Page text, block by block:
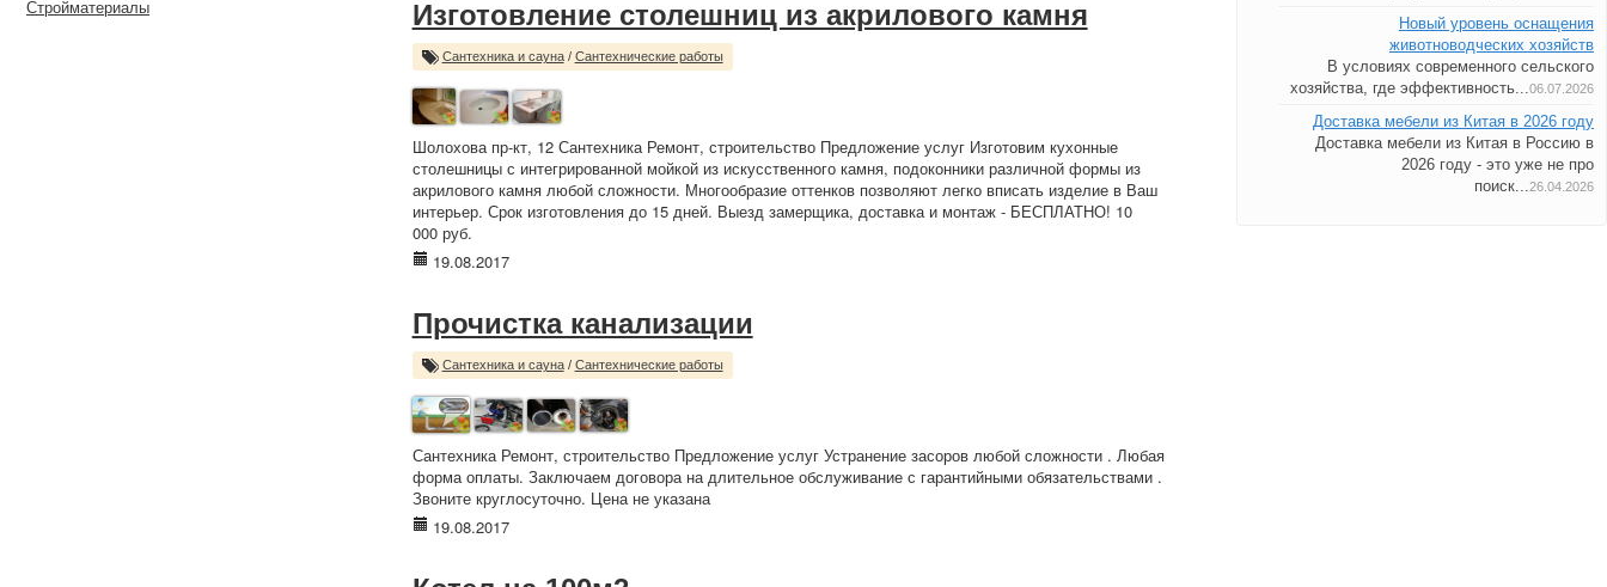
Стройматериалы
Изготовление столешниц из акрилового камня
Сантехника и сауна/ Сантехнические работы
Шолохова пр-кт, 12 Сантехника Ремонт, строительство Предложение услуг Изготовим кухонные
столешницы с интегрированной мойкой из искусственного камня, подоконники различной формы из
акрилового камня любой сложности. Многообразие оттенков позволяют легко вписать изделие в Ваш
интерьер. Срок изготовления до 15 дней. Выезд замерщика, доставка и монтаж - БЕСПЛАТНО! 10
000 руб.
19.08.2017
Прочистка канализации
Сантехника и сауна/ Сантехнические работы
Сантехника Ремонт, строительство Предложение услуг Устранение засоров любой сложности . Любая
форма оплаты. Заключаем договора на длительное обслуживание с гарантийными обязательствами .
Звоните круглосуточно. Цена не указана
19.08.2017
Новый уровень оснащения
животноводческих хозяйств
В условиях современного сельского
хозяйства, где эффективность...06.07.2026
Доставка мебели из Китая в 2026 году
Доставка мебели из Китая в Россию в
2026 году - это уже не про
поиск...26.04.2026